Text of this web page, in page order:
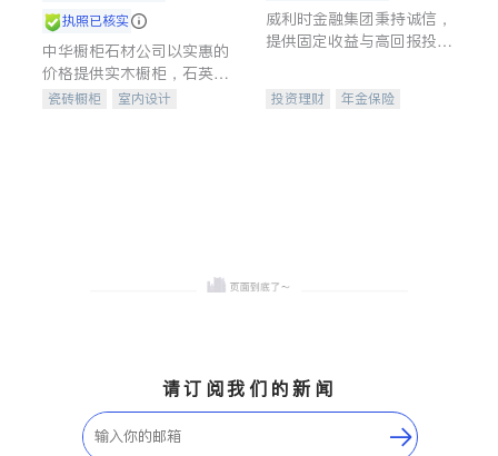
执照已核实
中华橱柜石材公司以实惠的
价格提供实木橱柜，石英石
台面，多种优质不锈钢水
瓷砖橱柜
室内设计
威利时金融集团秉持诚信，
提供固定收益与高回报投资
合，助力客户实现目标
投资理财
年金保险
请订阅我们的新闻